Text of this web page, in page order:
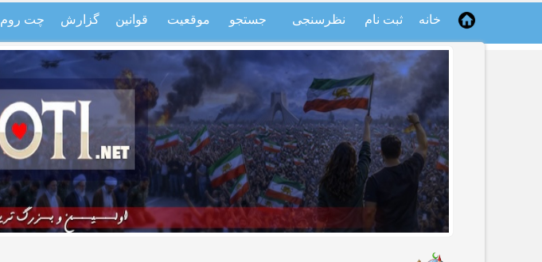
خانه ثبت نام نظرسنجی جستجو موقعیت قوانین گزارش چت روم